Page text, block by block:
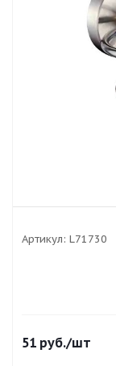
Артикул: L71730
51 руб./шт